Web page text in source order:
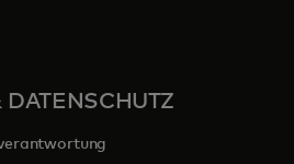
einer neuen Registerkarte geöffnet
DATENSCHUTZ